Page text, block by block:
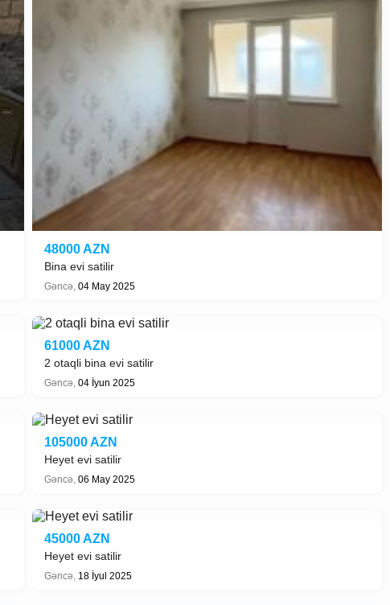
48000 AZN
Bina evi satilir
Gəncə,04 May 2025
61000 AZN
2 otaqli bina evi satilir
Gəncə,04 İyun 2025
105000 AZN
Heyet evi satilir
Gəncə,06 May 2025
45000 AZN
Heyet evi satilir
Gəncə, 18 İyul 2025